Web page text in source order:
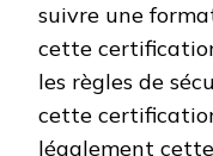
suivre une
cette
les règles de
cette
légalement